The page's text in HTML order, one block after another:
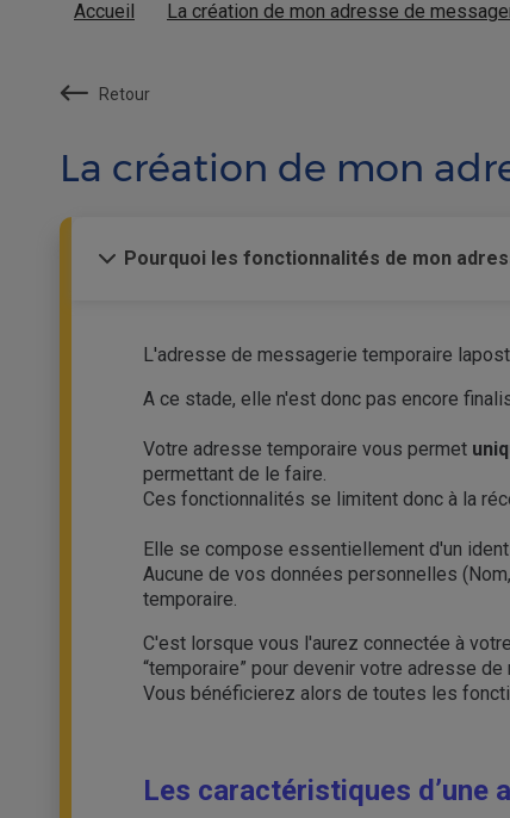
Accueil La création de mon adresse de
Retour
La création de mon
Pourquoi les fonctionnalités de mon
L'adresse de messagerie temporaire
A ce stade, elle n'est donc pas encore
Votre adresse temporaire vous permet
permettant de le faire.
Ces fonctionnalités se limitent donc à la
Elle se compose essentiellement d'un
Aucune de vos données personnelles
temporaire.
C'est lorsque vous l'aurez connectée à
“temporaire” pour devenir votre adresse
Vous bénéficierez alors de toutes les
Les caractéristiques d’une